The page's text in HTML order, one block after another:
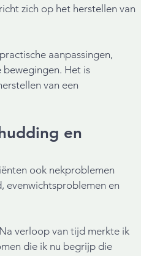
zich op het herstellen van
aanpassingen,
Het is
van een
en
ook nekproblemen
evenwichtsproblemen en
verloop van tijd merkte ik
die ik nu begrijp die